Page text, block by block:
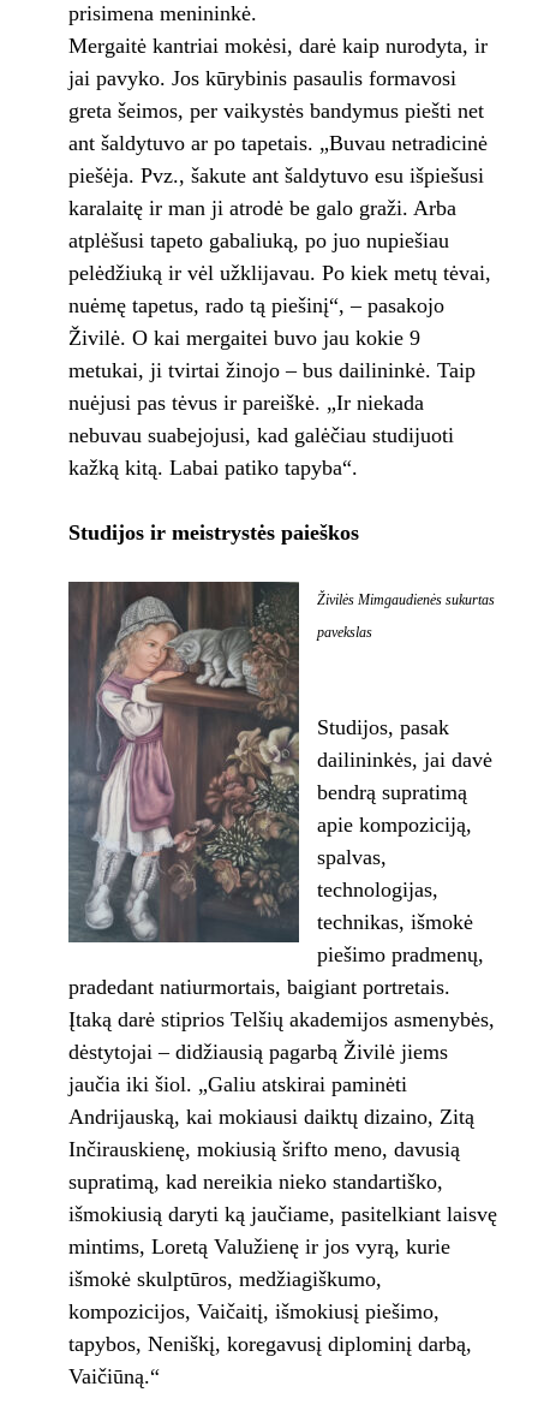
prisimena menininkė.
Mergaitė kantriai mokėsi, darė kaip nurodyta, ir
jai pavyko. Jos kūrybinis pasaulis formavosi
greta šeimos, per vaikystės bandymus piešti net
ant šaldytuvo ar po tapetais. „Buvau netradicinė
piešėja. Pvz., šakute ant šaldytuvo esu išpiešusi
karalaitę ir man ji atrodė be galo graži. Arba
atplėšusi tapeto gabaliuką, po juo nupiešiau
pelėdžiuką ir vėl užklijavau. Po kiek metų tėvai,
nuėmę tapetus, rado tą piešinį“, – pasakojo
Živilė. O kai mergaitei buvo jau kokie 9
metukai, ji tvirtai žinojo – bus dailininkė. Taip
nuėjusi pas tėvus ir pareiškė. „Ir niekada
nebuvau suabejojusi, kad galėčiau studijuoti
kažką kitą. Labai patiko tapyba“.
Studijos ir meistrystės paieškos
Živilės Mimgaudienės sukurtas
pavekslas
Studijos, pasak
dailininkės, jai davė
bendrą supratimą
apie kompoziciją,
spalvas,
technologijas,
technikas, išmokė
piešimo pradmenų,
pradedant natiurmortais, baigiant portretais.
Įtaką darė stiprios Telšių akademijos asmenybės,
dėstytojai – didžiausią pagarbą Živilė jiems
jaučia iki šiol. „Galiu atskirai paminėti
Andrijauską, kai mokiausi daiktų dizaino, Zitą
Inčirauskienę, mokiusią šrifto meno, davusią
supratimą, kad nereikia nieko standartiško,
išmokiusią daryti ką jaučiame, pasitelkiant laisvę
mintims, Loretą Valužienę ir jos vyrą, kurie
išmokė skulptūros, medžiagiškumo,
kompozicijos, Vaičaitį, išmokiusį piešimo,
tapybos, Neniškį, koregavusį diplominį darbą,
Vaičiūną.“